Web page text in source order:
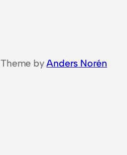
Theme byAnders Norén